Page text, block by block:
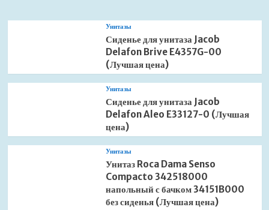
Унитазы
Сиденье для унитаза Jacob
Delafon Brive E4357G-00
(Лучшая цена)
Унитазы
Сиденье для унитаза Jacob
Delafon Aleo E33127-0 (Лучшая
цена)
Унитазы
Унитаз Roca Dama Senso
Compacto 342518000
напольный с бачком 34151B000
без сиденья (Лучшая цена)